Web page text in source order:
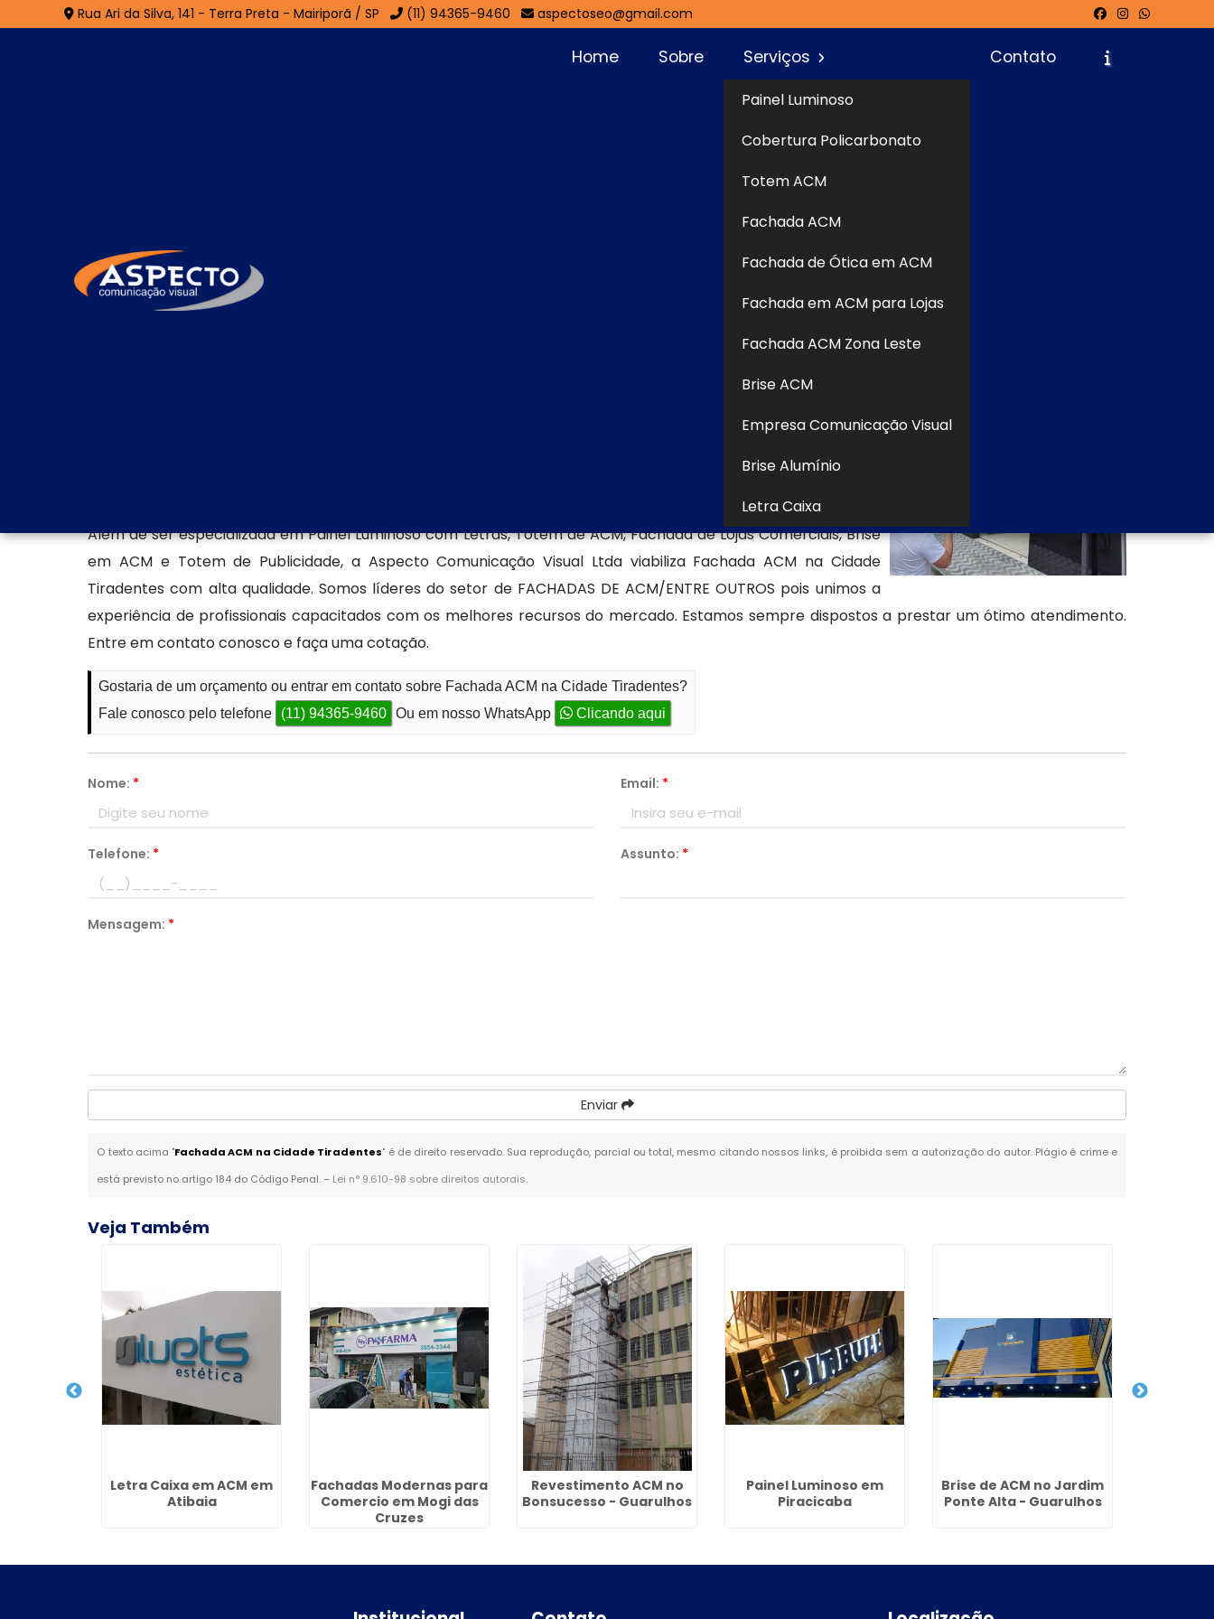
Rua Ari da Silva, 141 - Terra Preta - Mairiporã / SP (11) 94365-9460 aspectoseo@gmail.com
Home Sobre Serviços
Painel Luminoso
Cobertura Policarbonato
Totem ACM
Fachada ACM
Fachada de Ótica em ACM
Fachada em ACM para Lojas
Fachada ACM Zona Leste
Brise ACM
Empresa Comunicação Visual
Brise Alumínio
Letra Caixa
Contato
Solicite um Orçamento
AFachada ACM na Cidade Tiradentes
modernidade e identidade visual marcante em estabelecimentos comerciais. Produzida com painéis de
alumínio composto, essa fachada apresenta excelente resistência a variações climáticas, além de ser leve e
que valorizam o design arquitetônico. A Fachada ACM na Cidade Tiradentes ainda contribui para o isolamento
térmico do ambiente e exige baixa manutenção, sendo uma solução durável, econômica e alinhada às
Além de ser especializada em Painel Luminoso com Letras, Totem de ACM, Fachada de Lojas Comerciais, Brise
em ACM e Totem de Publicidade, a Aspecto Comunicação Visual Ltda viabiliza Fachada ACM na Cidade
Tiradentes com alta qualidade. Somos líderes do setor de FACHADAS DE ACM/ENTRE OUTROS pois unimos a
experiência de profissionais capacitados com os melhores recursos do mercado. Estamos sempre dispostos a prestar um ótimo atendimento.
Entre em contato conosco e faça uma cotação.
Gostaria de um orçamento ou entrar em contato sobre Fachada ACM na Cidade Tiradentes?
Fale conosco pelo telefone
(11) 94365-9460 Ou em nosso WhatsApp Clicando aqui
Nome: * Email: *
Telefone: * Assunto: *
Mensagem: *
Enviar
O texto acima "Fachada ACM na Cidade Tiradentes" é de direito reservado. Sua reprodução, parcial ou total, mesmo citando nossos links, é proibida sem a autorização do autor. Plágio é crime e
está previsto no artigo 184 do Código Penal. – Lei n° 9.610-98 sobre direitos autorais.
Informações
Veja Também
Letra Caixa em ACM em
Atibaia
Fachadas Modernas para
Comercio em Mogi das
Cruzes
Revestimento ACM no
Bonsucesso - Guarulhos
Painel Luminoso em
Piracicaba
Brise de ACM no Jardim
Ponte Alta - Guarulhos